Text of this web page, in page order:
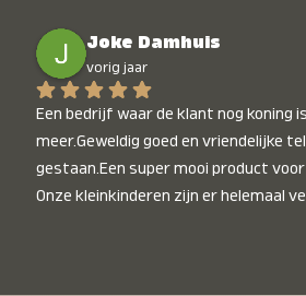
Joke Damhuis
vorig jaar
Een bedrijf waar de klant nog koning
meer.Geweldig goed en vriendelijke
gestaan.Een super mooi product
Onze kleinkinderen zijn er helemaal